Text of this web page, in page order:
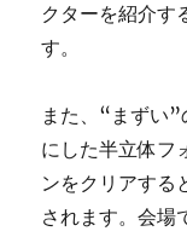
クターを紹介す
す。
また、“まずい
にした半立体フ
ンをクリアする
されます。会場